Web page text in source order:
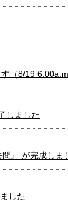
（8/19
しました
』 が完成しま
した